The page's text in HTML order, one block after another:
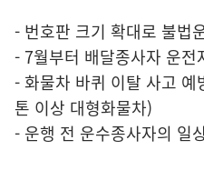
- 번호판 크기 확대로 불법
- 7월부터 배달종사자 운전
- 화물차 바퀴 이탈 사고
톤 이상 대형화물차)
- 운행 전 운수종사자의 일